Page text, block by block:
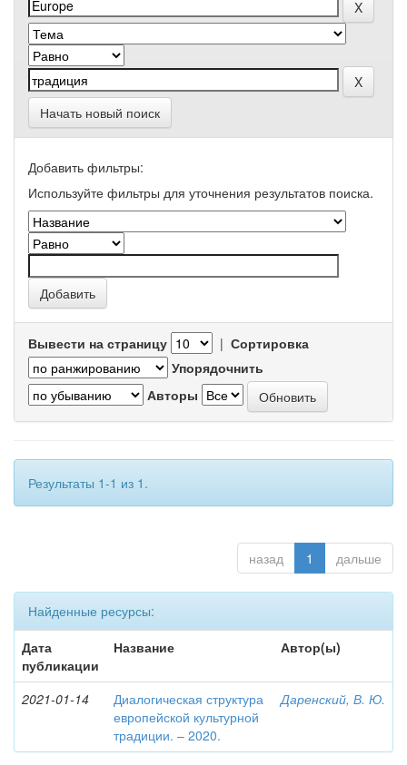
Начать новый поиск
Добавить фильтры:
Используйте фильтры для уточнения результатов поиска.
Вывести на страницу | Сортировка
Упорядочнить
Авторы
Результаты 1-1 из 1.
назад 1 дальше
Найденные ресурсы:
Дата
публикации
Название Автор(ы)
2021-01-14
Диалогическая структура
европейской культурной
традиции. – 2020.
Даренский, В. Ю.